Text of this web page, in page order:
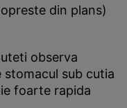
din plans)
observa
sub cutia
foarte rapida